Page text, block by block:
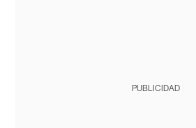
PUBLICIDAD